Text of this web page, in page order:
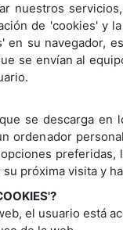
nuestros
de 'cookies' y
en su navegador,
se envían al
se descarga en
ordenador
próxima visita y
el usuario está